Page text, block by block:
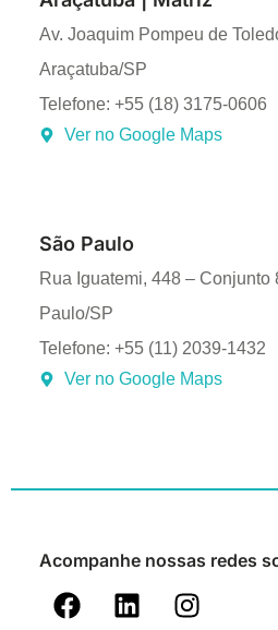
Av. Joaquim Pompeu de
Araçatuba/SP
Telefone: +55 (18) 3175-0606
Ver no Google Maps
São Paulo
Rua Iguatemi, 448 – Conjunto
Paulo/SP
Telefone: +55 (11) 2039-1432
Ver no Google Maps
Acompanhe nossas redes